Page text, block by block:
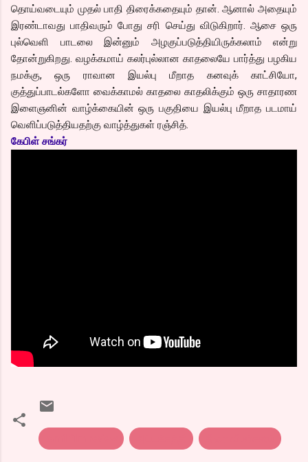
தொய்வடையும் முதல் பாதி திரைக்கதையும் தான். ஆனால் அதையும்
இரண்டாவது பாதிவரும் போது சரி செய்து விடுகிறார். ஆசை ஒரு
புல்வெளி பாடலை இன்னும் அழகுப்படுத்தியிருக்கலாம் என்று
தோன்றுகிறது. வழக்கமாய் கலர்புல்லான காதலையே பார்த்து பழகிய
நமக்கு, ஒரு ராவான இயல்பு மீறாத கனவுக் காட்சியோ,
குத்துப்பாடல்களோ வைக்காமல் காதலை காதலிக்கும் ஒரு சாதாரண
இளைஞனின் வாழ்க்கையின் ஒரு பகுதியை இயல்பு மீறாத படமாய்
வெளிப்படுத்தியதற்கு வாழ்த்துகள் ரஞ்சித்.
கேபிள் சங்கர்